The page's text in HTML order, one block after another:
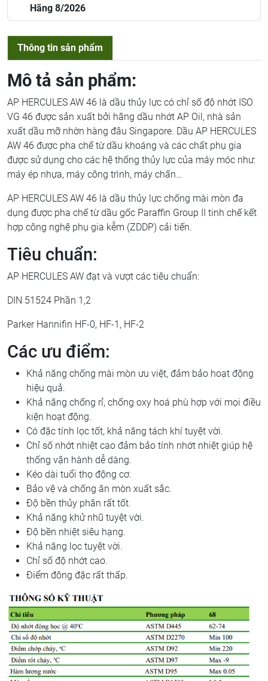
Hãng 8/2026
Thông tin sản phẩm
Mô tả sản phẩm:
AP HERCULES AW 46 là dầu thủy lực có chỉ số độ nhớt ISO
VG 46 được sản xuất bởi hãng dầu nhớt AP Oil, nhà sản
xuất dầu mỡ nhờn hàng đâu Singapore. Dầu AP HERCULES
AW 46 được pha chế từ dầu khoáng và các chất phụ gia
được sử dụng cho các hệ thống thủy lực của máy móc như:
máy ép nhựa, máy công trình, máy chấn…
AP HERCULES AW 46 là dầu thủy lực chống mài mòn đa
dụng được pha chế từ dầu gốc Paraffin Group II tinh chế kết
hợp công nghệ phụ gia kễm (ZDDP) cải tiến.
Tiêu chuẩn:
AP HERCULES AW đạt và vượt các tiêu chuẩn:
DIN 51524 Phần 1,2
Parker Hannifin HF-0, HF-1, HF-2
Các ưu điểm:
Khả năng chống mài mòn ưu việt, đảm bảo hoạt động
hiệu quả.
Khả năng chống rỉ, chống oxy hoá phù hợp với mọi điều
kiện hoạt động.
Có đặc tính lọc tốt, khả năng tách khí tuyệt vời.
Chỉ số nhớt nhiệt cao đảm bảo tính nhớt nhiệt giúp hệ
thống vận hành dễ dàng.
Kéo dài tuổi thọ động cơ.
Bảo vệ và chống ăn mòn xuất sắc.
Độ bền thủy phân rất tốt.
Khả năng khử nhũ tuyệt vời.
Độ bền nhiệt siêu hạng.
Khả năng lọc tuyệt vời.
Chỉ số độ nhớt cao.
Điểm đông đặc rất thấp.